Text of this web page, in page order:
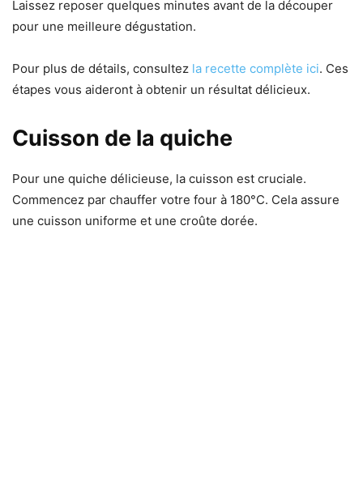
Laissez reposer quelques minutes avant de la découper
pour une meilleure dégustation.
Pour plus de détails, consultez la recette complète ici. Ces
étapes vous aideront à obtenir un résultat délicieux.
Cuisson de la quiche
Pour une quiche délicieuse, la cuisson est cruciale.
Commencez par chauffer votre four à 180°C. Cela assure
une cuisson uniforme et une croûte dorée.